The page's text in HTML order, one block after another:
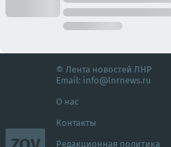
© Лента новостей ЛНР
Email: info@lnrnews.ru
О нас
Контакты
Редакционная политика